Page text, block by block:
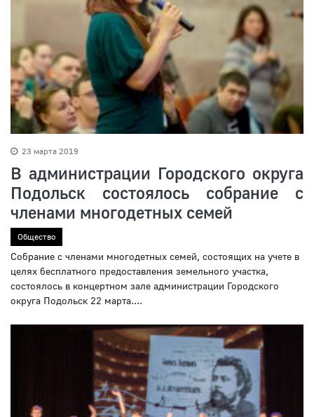
23 марта 2019
В администрации Городского округа
Подольск состоялось собрание с
членами многодетных семей
Общество
Собрание с членами многодетных семей, состоящих на учете в
целях бесплатного предоставления земельного участка,
состоялось в концертном зале администрации Городского
округа Подольск 22 марта....